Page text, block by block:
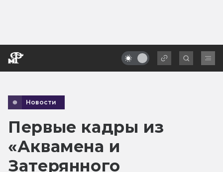
Новости
Первые кадры из
«Аквамена и
Затерянного